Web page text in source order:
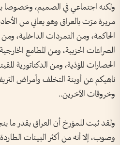
ولكنه اجتماعي في الصميم،
مريرة مرّت بالعراق وهو يعاني من
الحاكمة، ومن التمردات الداخلية،
الصراعات الحزبية، ومن المطامع
الحصارات المؤذية، ومن الدكتاتورية
ناهيكم عن أوبئة التخلف وأمراض
وخروقات الآخرين..
ولقد ثبت للمؤرخ أن العراق بقدر
وصوب، إلا أنه من أكثر البيئات